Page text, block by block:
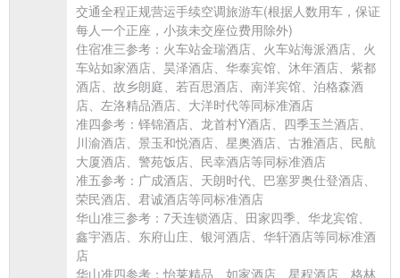
交通全程正规营运手续空调旅游车(根据人数用车，保证
每人一个正座，小孩未交座位费用除外)
住宿准三参考：火车站金瑞酒店、火车站海派酒店、火
车站如家酒店、昊泽酒店、华泰宾馆、沐年酒店、紫都
酒店、故乡朗庭、若百思酒店、南洋宾馆、泊格森酒
店、左洛精品酒店、大洋时代等同标准酒店
准四参考：铎锦酒店、龙首村Y酒店、四季玉兰酒店、
川渝酒店、景玉和悦酒店、星奥酒店、古雅酒店、民航
大厦酒店、警苑饭店、民幸酒店等同标准酒店
准五参考：广成酒店、天朗时代、巴塞罗奥仕登酒店、
荣民酒店、君诚酒店等同标准酒店
华山准三参考：7天连锁酒店、田家四季、华龙宾馆、
鑫宇酒店、东府山庄、银河酒店、华轩酒店等同标准酒
店
华山准四参考：怡莱精品、如家酒店、星程酒店、格林